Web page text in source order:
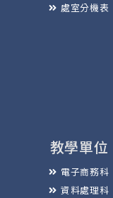
處室分機表
教學單位
電子商務科
資料處理科